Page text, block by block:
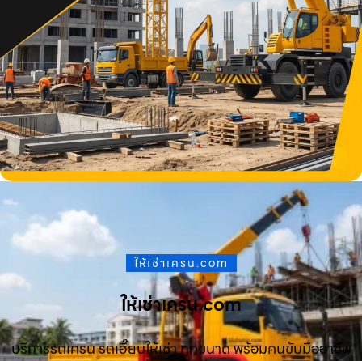
ให้เช่าเครน.com
ให้เช่าเครน.com
บริการรถเครน รถเฮี๊ยบให้เช่า ทุกขนาด พร้อมคนขับมืออาชีพ